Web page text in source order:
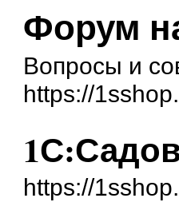
Форум
Вопросы и
https://
https://